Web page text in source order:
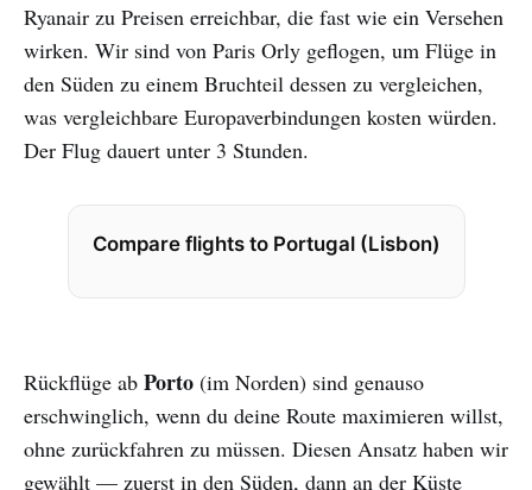
Ryanair zu Preisen erreichbar, die fast wie ein Versehen
wirken. Wir sind von Paris Orly geflogen, um Flüge in
den Süden zu einem Bruchteil dessen zu vergleichen,
was vergleichbare Europaverbindungen kosten würden.
Der Flug dauert unter 3 Stunden.
Compare flights to Portugal (Lisbon)
Rückflüge ab Porto (im Norden) sind genauso
erschwinglich, wenn du deine Route maximieren willst,
ohne zurückfahren zu müssen. Diesen Ansatz haben wir
gewählt — zuerst in den Süden, dann an der Küste